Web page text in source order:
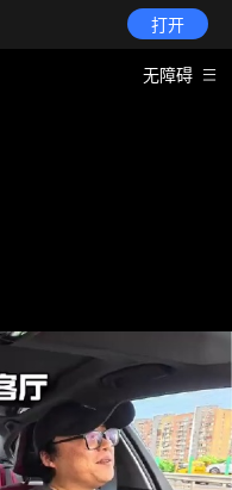
打开
无障碍